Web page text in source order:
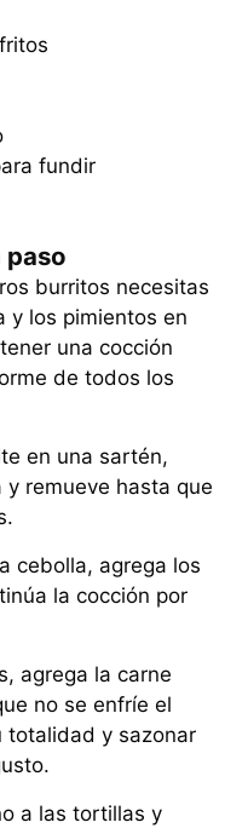
fundir
paso
burritos necesitas
y los pimientos en
una cocción
de todos los
en una sartén,
remueve hasta que
cebolla, agrega los
la cocción por
agrega la carne
no se enfríe el
totalidad y sazonar
a las tortillas y